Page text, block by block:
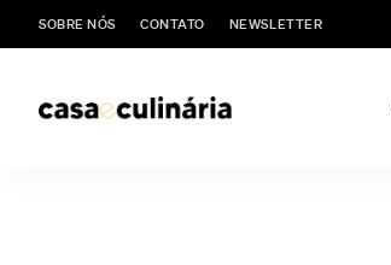
SOBRE NÓS CONTATO NEWSLETTER